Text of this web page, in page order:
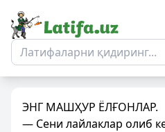
ЭНГ МАШҲУР ЁЛҒОНЛАР.
— Сени лайлаклар олиб